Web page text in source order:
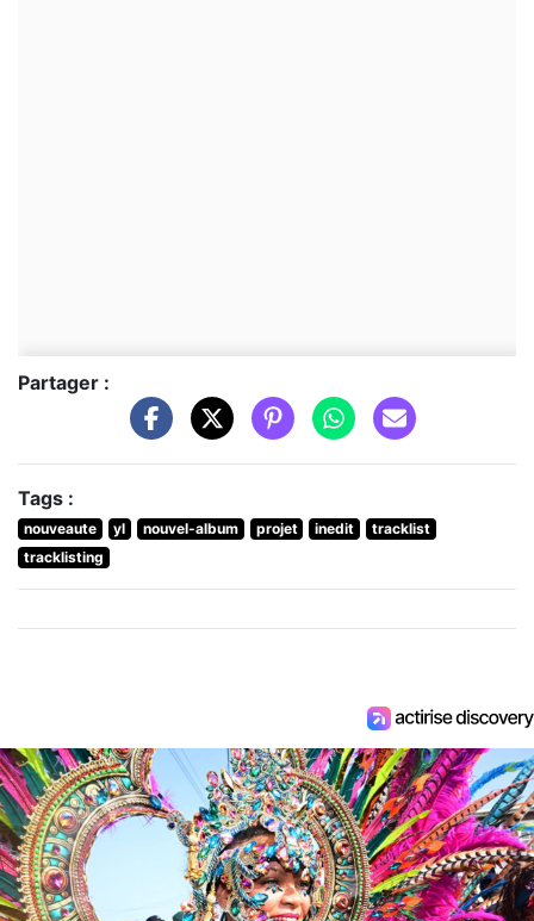
Partager :
Tags :
nouveaute yl nouvel-album projet inedit
tracklist
tracklisting